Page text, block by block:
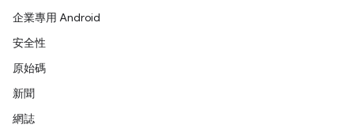
企業專用 Android
安全性
原始碼
新聞
網誌